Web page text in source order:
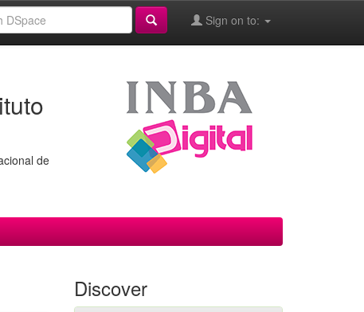
Sign on to:
de
Discover